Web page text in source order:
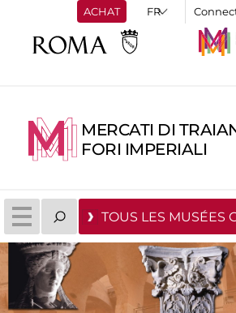
ACHAT
MERCATI DI
FORI IMPERIALI
TOUS LES MUSÉES